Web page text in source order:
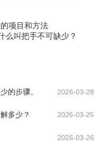
项目和方法
么叫把手不可缺少？
2026-03-28
的步骤。
2026-03-25
多少？
2026-03-26